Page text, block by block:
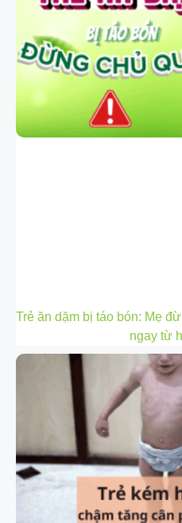
Trẻ ăn dặm bị táo bón: Mẹ
ngay từ